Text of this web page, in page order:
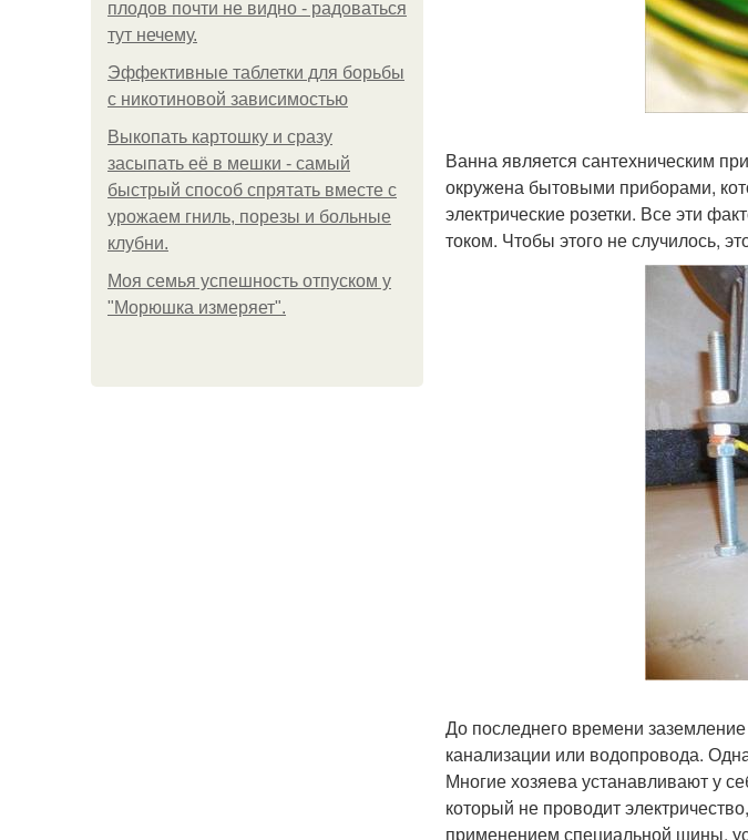
плодов почти не видно - радоваться
тут нечему.
Эффективные таблетки для борьбы
с никотиновой зависимостью
Выкопать картошку и сразу
засыпать её в мешки - самый
быстрый способ спрятать вместе с
урожаем гниль, порезы и больные
клубни.
Моя семья успешность отпуском у
"Морюшка измеряет".
Ванна является сантехническим
окружена бытовыми приборами,
электрические розетки. Все эти
током. Чтобы этого не случилось,
До последнего времени
канализации или водопровода.
Многие хозяева устанавливают у
который не проводит
применением специальной шины,